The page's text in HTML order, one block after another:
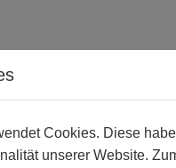
Cookies. Diese
unserer Website.